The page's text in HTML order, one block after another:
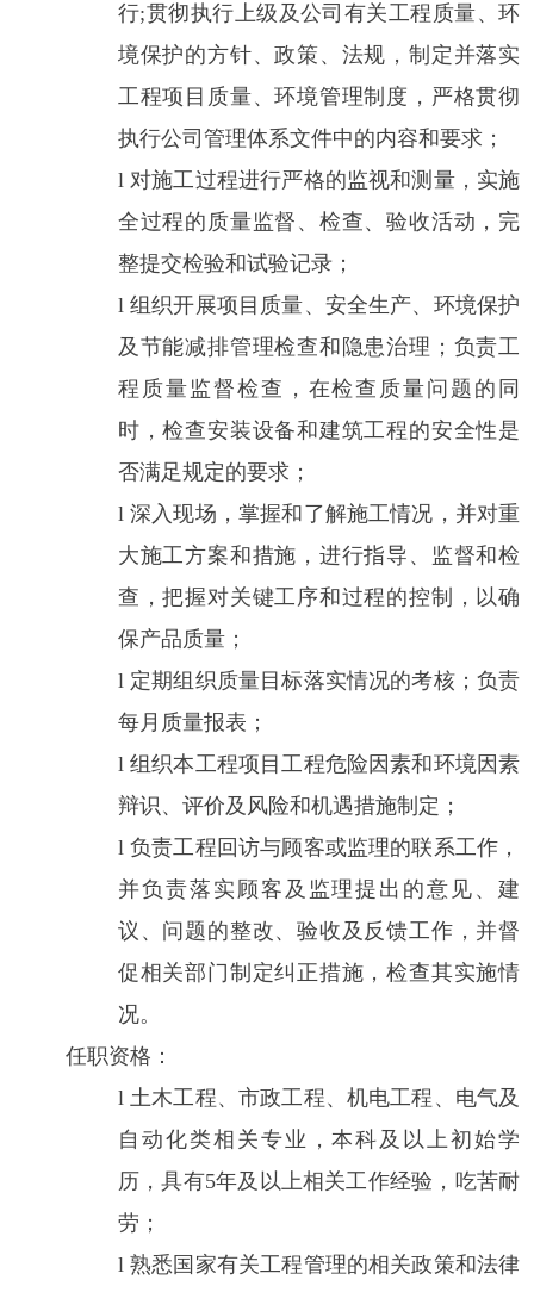
行;贯彻执行上级及公司有关工程质量、环
境保护的方针、政策、法规，制定并落实
工程项目质量、环境管理制度，严格贯彻
执行公司管理体系文件中的内容和要求；
l 对施工过程进行严格的监视和测量，实施
全过程的质量监督、检查、验收活动，完
整提交检验和试验记录；
l组织开展项目质量、安全生产、环境保护
及节能减排管理检查和隐患治理；负责工
程质量监督检查，在检查质量问题的同
时，检查安装设备和建筑工程的安全性是
否满足规定的要求；
l深入现场，掌握和了解施工情况，并对重
大施工方案和措施，进行指导、监督和检
查，把握对关键工序和过程的控制，以确
保产品质量；
l 定期组织质量目标落实情况的考核；负责
每月质量报表；
l组织本工程项目工程危险因素和环境因素
辩识、评价及风险和机遇措施制定；
l负责工程回访与顾客或监理的联系工作，
并负责落实顾客及监理提出的意见、建
议、问题的整改、验收及反馈工作，并督
促相关部门制定纠正措施，检查其实施情
况。
任职资格：
l 土木工程、市政工程、机电工程 、电气及
自动化类相关专业，本科 及以上初始学
历，具有5年及 以上相关工作经验，吃苦耐
劳 ；
l熟悉国家有关工程管理的相关政策和法律